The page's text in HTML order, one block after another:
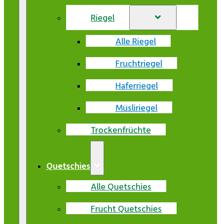
Riegel
Alle Riegel
Fruchtriegel
Haferriegel
Müsliriegel
Trockenfrüchte
Quetschies
Alle Quetschies
Frucht Quetschies